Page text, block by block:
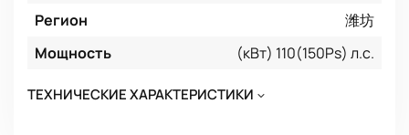
Регион
潍坊
Мощность
(кВт) 110(150Ps) л.с.
ТЕХНИЧЕСКИЕ ХАРАКТЕРИСТИКИ